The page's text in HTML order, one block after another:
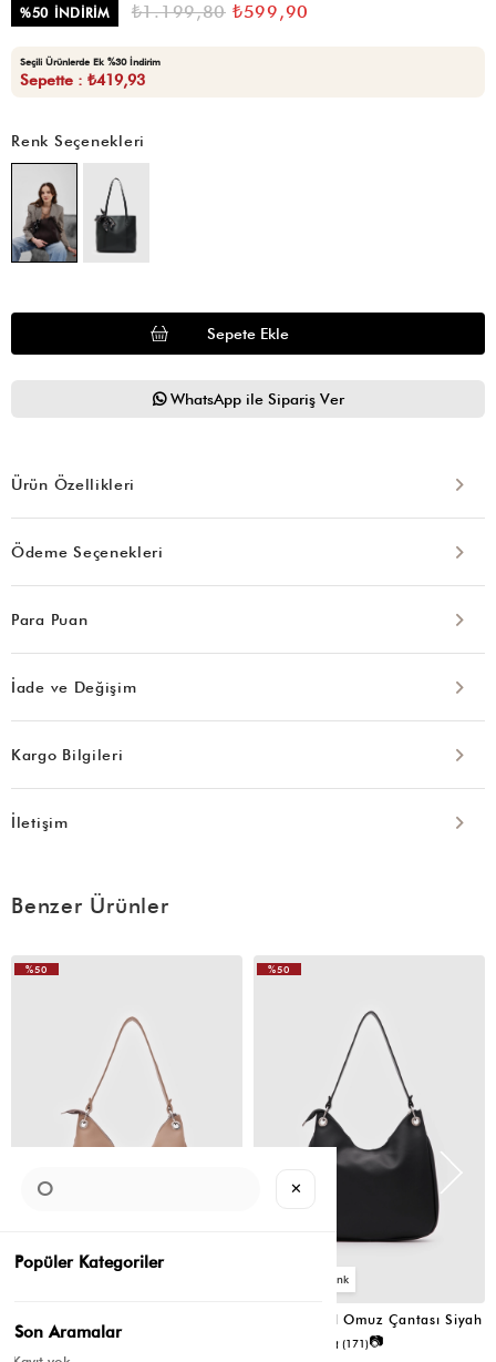
%50 İNDIRIM ₺1.199,80 ₺599,90
Seçili Ürünlerde Ek %30 İndirim
Sepette : ₺419,93
Renk Seçenekleri
WhatsApp ile Sipariş Ver
Ürün Özellikleri
Ödeme Seçenekleri
Para Puan
İade ve Değişim
Kargo Bilgileri
İletişim
Benzer Ürünler
📷
%50
Valerie Oval Omuz Çantası Siyah
(171)📷
%50
✕
Popüler Kategoriler
Son Aramalar